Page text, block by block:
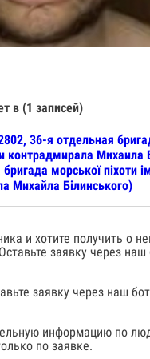
в (1 записей)
36-я отдельная
контрадмирала Михаила
морської піхоти
Михайла Білинського)
и хотите получить о
заявку через наш
заявку через наш бот
информацию по
по заявке.